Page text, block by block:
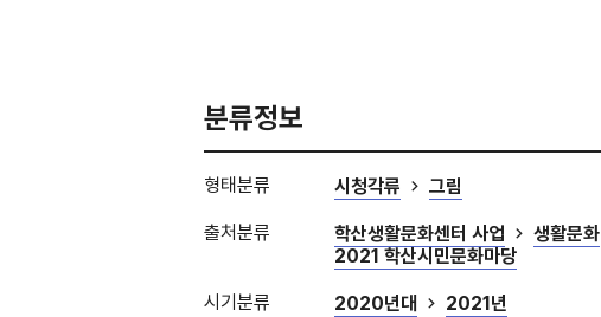
분류정보
형태분류 시청각류 그림
출처분류 학산생활문화센터 사업
생활문화
2021 학산시민문화마당
시기분류 2020년대 2021년